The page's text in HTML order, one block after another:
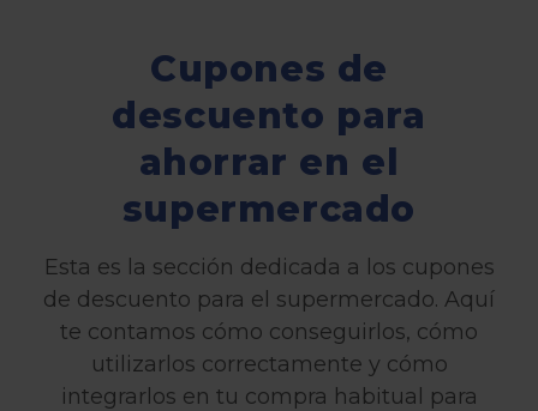
Cupones de
descuento para
ahorrar en el
supermercado
Esta es la sección dedicada a los cupones
de descuento para el supermercado. Aquí
te contamos cómo conseguirlos, cómo
utilizarlos correctamente y cómo
integrarlos en tu compra habitual para